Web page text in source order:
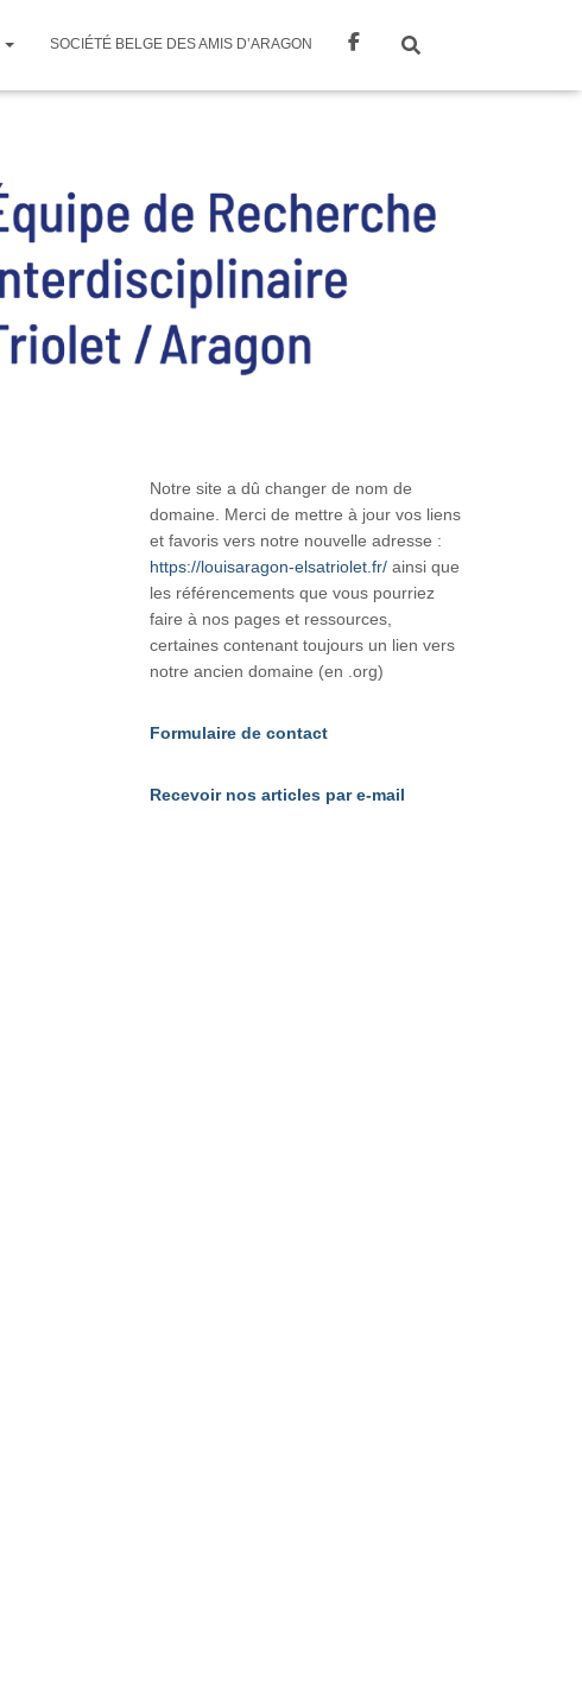
SOCIÉTÉ BELGE DES AMIS D’ARAGON
Notre site a dû changer de nom de
domaine. Merci de mettre à jour vos liens
et favoris vers notre nouvelle adresse :
https://louisaragon-elsatriolet.fr/ainsi que
les référencements que vous pourriez
faire à nos pages et ressources,
certaines contenant toujours un lien vers
notre ancien domaine (en .org)
Formulaire de contact
Recevoir nos articles par e-mail